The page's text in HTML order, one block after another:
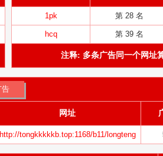
1pk 第 28 名
hcq 第 39 名
注释: 多条广告同一个网址
网址
http://tongkkkkkb.top:1168/b11/longteng